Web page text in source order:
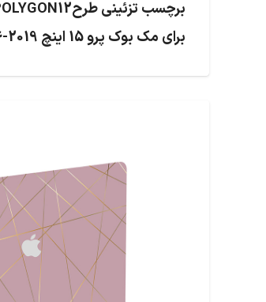
برای مک بوک پرو 15 اینچ 2019-2016